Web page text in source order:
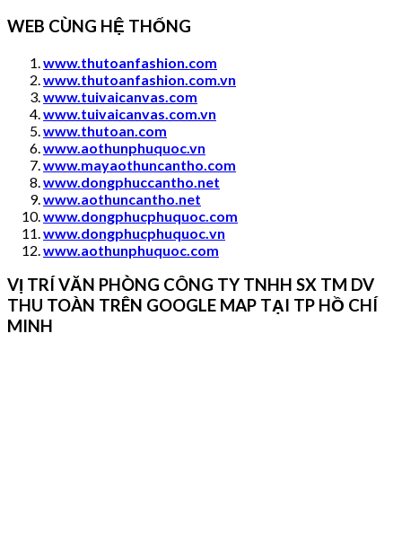
WEB CÙNG HỆ THỐNG
www.thutoanfashion.com
www.thutoanfashion.com.vn
www.tuivaicanvas.com
www.tuivaicanvas.com.vn
www.thutoan.com
www.aothunphuquoc.vn
www.mayaothuncantho.com
www.dongphuccantho. net
www.aothuncantho.net
www.dongphucphuquoc.com
www.dongphucphuquoc. vn
www.aothunphuquoc.com
VỊ TRÍ VĂN PHÒNG CÔNG TY TNHH SX TM DV
THU TOÀN TRÊN GOOGLE MAP TẠI TP HỒ CHÍ
MINH